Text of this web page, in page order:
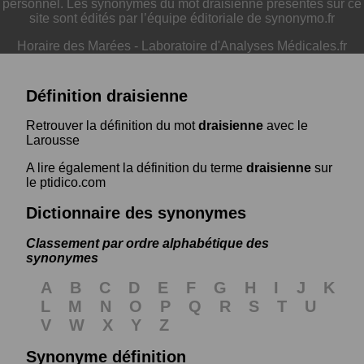
personnel. Les synonymes du mot draisienne présentés sur ce
site sont édités par l’équipe éditoriale de synonymo.fr
Horaire des Marées - Laboratoire d'Analyses Médicales.fr
Définition draisienne
Retrouver la définition du motdraisienne avec le
Larousse
A lire également la définition du terme draisienne sur
le ptidico.com
Dictionnaire des synonymes
Classement par ordre alphabétique des
synonymes
A B C D E F G H I J
K
L
M N O P Q R S T
U
V
W X Y
Z
Synonyme définition